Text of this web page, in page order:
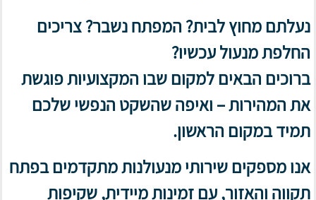
נעלתם מחוץ לבית? המפתח נשבר? צריכים
החלפת מנעול עכשיו?
ברוכים הבאים למקום שבו המקצועיות פוגשת
את המהירות – ואיפה שהשקט הנפשי שלכם
תמיד במקום הראשון.
אנו מספקים שירותי מנעולנות מתקדמים בפתח
תקווה והאזור, עם זמינות מיידית, שקיפות